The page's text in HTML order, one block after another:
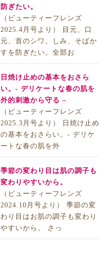
防ぎたい。
（ビューティーフレンズ
2025.4月号より） 目元、口
元、首のシワ。しみ、そばか
すを防ぎたい。全部お
日焼け止めの基本をおさら
い。- デリケートな春の肌を
外的刺激から守る –
（ビューティーフレンズ
2025.3月号より） 日焼け止め
の基本をおさらい。- デリケ
ートな春の肌を外
季節の変わり目は肌の調子も
変わりやすいから。
（ビューティーフレンズ
2024.10月号より） 季節の変
わり目はお肌の調子も変わり
やすいから。 さっ